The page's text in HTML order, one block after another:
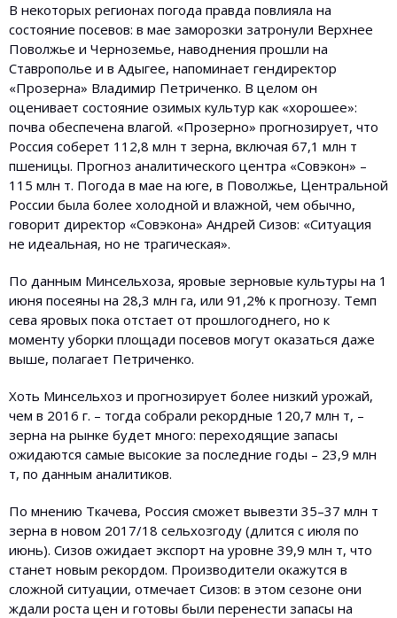
В некоторых регионах погода правда повлияла на
состояние посевов: в мае заморозки затронули Верхнее
Поволжье и Черноземье, наводнения прошли на
Ставрополье и в Адыгее, напоминает гендиректор
«Прозерна» Владимир Петриченко. В целом он
оценивает состояние озимых культур как «хорошее»:
почва обеспечена влагой. «Прозерно» прогнозирует, что
Россия соберет 112,8 млн т зерна, включая 67,1 млн т
пшеницы. Прогноз аналитического центра «Совэкон» –
115 млн т. Погода в мае на юге, в Поволжье, Центральной
России была более холодной и влажной, чем обычно,
говорит директор «Совэкона» Андрей Сизов: «Ситуация
не идеальная, но не трагическая».
По данным Минсельхоза, яровые зерновые культуры на 1
июня посеяны на 28,3 млн га, или 91,2% к прогнозу. Темп
сева яровых пока отстает от прошлогоднего, но к
моменту уборки площади посевов могут оказаться даже
выше, полагает Петриченко.
Хоть Минсельхоз и прогнозирует более низкий урожай,
чем в 2016 г. – тогда собрали рекордные 120,7 млн т, –
зерна на рынке будет много: переходящие запасы
ожидаются самые высокие за последние годы – 23,9 млн
т, по данным аналитиков.
По мнению Ткачева, Россия сможет вывезти 35–37 млн т
зерна в новом 2017/18 сельхозгоду (длится с июля по
июнь). Сизов ожидает экспорт на уровне 39,9 млн т, что
станет новым рекордом. Производители окажутся в
сложной ситуации, отмечает Сизов: в этом сезоне они
ждали роста цен и готовы были перенести запасы на